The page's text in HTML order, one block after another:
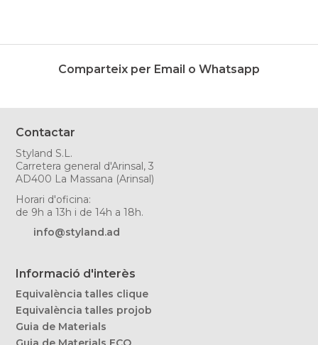
Comparteix per Email o Whatsapp
Contactar
Styland S.L.
Carretera general d'Arinsal, 3
AD400 La Massana (Arinsal)
Horari d'oficina:
de 9h a 13h i de 14h a 18h.
info@styland.ad
Informació d'interès
Equivalència talles clique
Equivalència talles projob
Guia de Materials